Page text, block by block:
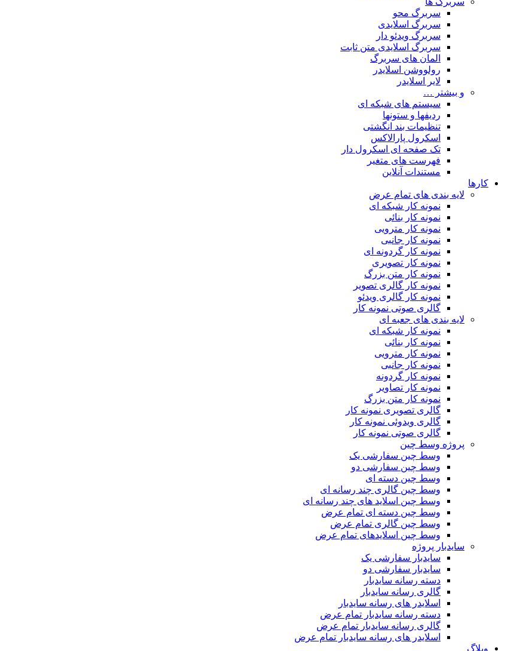
سربرگ محو
سربرگ اسلایدی
سربرگ ویدئو دار
سربرگ اسلایدی متن ثابت
المان های سربرگ
رولووشن اسلایدر
لایر اسلایدر
و بیشتر …
سیستم های شبکه ای
ردیفها و ستونها
تنظیمات بند انگشتی
اسکرول پارالاکس
تک صفحه ای اسکرول دار
فهرست های متغیر
مستندات آنلاین
کارها
لایه بندی های تمام عرض
نمونه کار شبکه ای
نمونه کار بنائی
نمونه کار مترویی
نمونه کار جانبی
نمونه کار گردونه ای
نمونه کار تصویری
نمونه کار متن بزرگ
نمونه کار گالری تصویر
نمونه کار گالری ویدئو
گالری صوتی نمونه کار
لایه بندی های جعبه ای
نمونه کار شبکه ای
نمونه کار بنائی
نمونه کار مترویی
نمونه کار جانبی
نمونه کار گردونه
نمونه کار تصاویر
نمونه کار متن بزرگ
گالری تصویری نمونه کار
گالری ویدوئی نمونه کار
گالری صوتی نمونه کار
پروژه وسط چین
وسط چین سفارشی یک
وسط چین سفارشی دو
وسط چین دسته ای
وسط چین گالری چند رسانه ای
وسط چین اسلاید های چند رسانه ای
وسط چین دسته ای تمام عرض
وسط چین گالری تمام عرض
وسط چین اسلایدهای تمام عرض
سایدبار پروژه
سایدبار سفارشی یک
سایدبار سفارشی دو
دسته رسانه سایدبار
گالری رسانه سایدبار
اسلایدر های رسانه سایدبار
دسته رسانه سایدبار تمام عرض
گالری رسانه سایدبار تمام عرض
اسلایدر های رسانه سایدبار تمام عرض
وبلاگ